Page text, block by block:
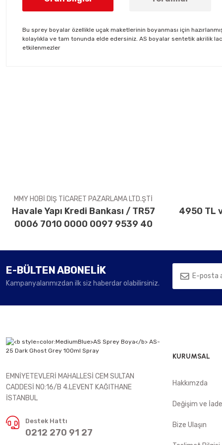
Bu sprey boyalar özellikle uçak maketlerinin boyanması için
kolaylıkla ve tam tonunda elde edersiniz. AS boyalar sentetik akrilik
etkilenmezler
MMY HOBİ DIŞ TİCARET PAZARLAMA LTD.ŞTİ
Havale Yapı Kredi Bankası / TR57
0006 7010 0000 0097 9539 40
4950 TL
E-BÜLTEN ABONELİK
Kampanyalarımızdan ilk siz haberdar olabilirsiniz.
EMNİYETEVLERİ MAHALLESİ CEM SULTAN
CADDESİ NO:16/B 4.LEVENT KAĞITHANE
İSTANBUL
Destek Hattı
0212 270 91 27
KURUMSAL
Hakkımzda
Değişim ve İade
Bize Ulaşın